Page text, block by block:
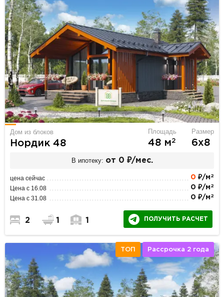
Дом из блоков
Нордик 48
Площадь
48 м2
Размер
6х8
В ипотеку: от 0 ₽/мес.
цена сейчас 0 ₽/м 2
Цена с 16.08 0 ₽/м 2
Цена с 31.08 0 ₽/м 2
2 1 1 ПОЛУЧИТЬ РАСЧЕТ
ТОП Рассрочка 2 года